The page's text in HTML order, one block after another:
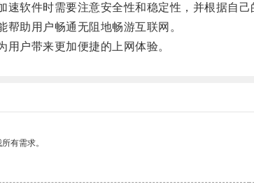
软件时需要注意安全性和稳定性，并根据自己
助用户畅通无阻地畅游互联网。
户带来更加便捷的上网体验。
有需求。